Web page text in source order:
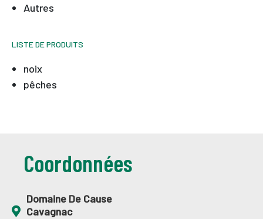
Autres
LISTE DE PRODUITS
noix
pêches
Coordonnées
Domaine De Cause
Cavagnac